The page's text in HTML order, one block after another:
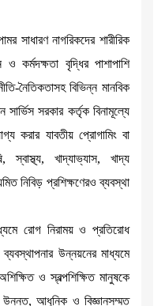
সাধারণ নাগরিকদের শারীরিক
কর্মদক্ষতা বৃদ্ধির পাশাপাশি
নৈতিকতাসহ বিভিন্ন মানবিক
সরকার কর্তৃক বিনামূল্যে
করার যাবতীয় প্রোগামিং বা
স্বাস্থ্য, খাদ্যাভ্যাস, খাদ্য
নিবিড় প্রশিক্ষণেরও ব্যবস্থা
রোগ নিরাময় ও প্রতিরোধ
উন্নয়নের মাধ্যমে
ও স্বল্পশিক্ষিত মানুষকে
উন্নত, আধুনিক ও বিজ্ঞানসম্মত